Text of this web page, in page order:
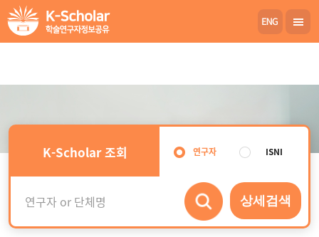
K-Scholar 조회 연구자 ISNI
상세검색